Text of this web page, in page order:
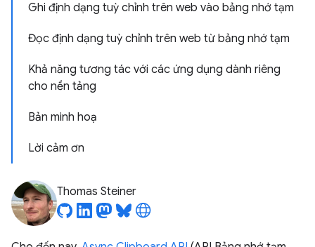
Ghi định dạng tuỳ chỉnh trên web vào bảng nhớ tạm
Đọc định dạng tuỳ chỉnh trên web từ bảng nhớ tạm
Khả năng tương tác với các ứng dụng dành riêng
cho nền tảng
Bản minh hoạ
Lời cảm ơn
Thomas Steiner